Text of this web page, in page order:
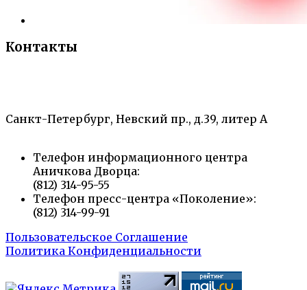
Контакты
Санкт-Петербург, Невский пр., д.39, литер А
Телефон информационного центра
Аничкова Дворца:
(812) 314-95-55
Телефон пресс-центра «Поколение»:
(812) 314-99-91
Пользовательское Соглашение
Политика Конфиденциальности